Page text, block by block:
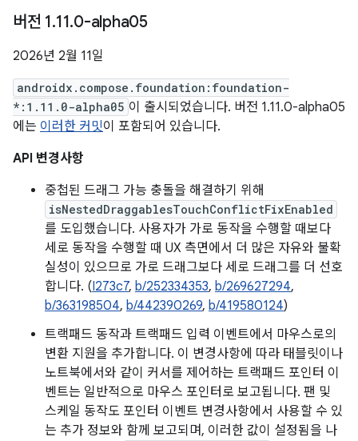
버전 1.11.0-alpha05
2026년 2월 11일
androidx.compose.foundation:foundation-
*:1.11.0-alpha05 이 출시되었습니다. 버전 1.11.0-alpha05
에는 이러한 커밋이 포함되어 있습니다.
API 변경사항
중첩된 드래그 가능 충돌을 해결하기 위해
isNestedDraggablesTouchConflictFixEnabled
를 도입했습니다. 사용자가 가로 동작을 수행할 때보다
세로 동작을 수행할 때 UX 측면에서 더 많은 자유와 불확
실성이 있으므로 가로 드래그보다 세로 드래그를 더 선호
합니다. (I273c7, b/252334353, b/269627294,
b/363198504, b/442390269, b/419580124)
트랙패드 동작과 트랙패드 입력 이벤트에서 마우스로의
변환 지원을 추가합니다. 이 변경사항에 따라 태블릿이나
노트북에서와 같이 커서를 제어하는 트랙패드 포인터 이
벤트는 일반적으로 마우스 포인터로 보고됩니다. 팬 및
스케일 동작도 포인터 이벤트 변경사항에서 사용할 수 있
는 추가 정보와 함께 보고되며, 이러한 값이 설정됨을 나